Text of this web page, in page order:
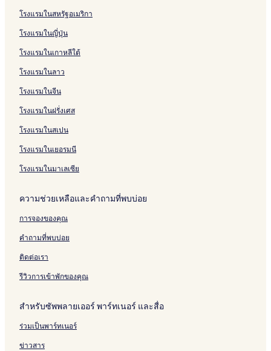
โรงแรมในสหรัฐอเมริกา
โรงแรมในญี่ปุ่น
โรงแรมในเกาหลีใต้
โรงแรมในลาว
โรงแรมในจีน
โรงแรมในฝรั่งเศส
โรงแรมในสเปน
โรงแรมในเยอรมนี
โรงแรมในมาเลเซีย
ความช่วยเหลือและคำถามที่พบบ่อย
การจองของคุณ
คำถามที่พบบ่อย
ติดต่อเรา
รีวิวการเข้าพักของคุณ
สำหรับซัพพลายเออร์ พาร์ทเนอร์ และสื่อ
ร่วมเป็นพาร์ทเนอร์
ข่าวสาร